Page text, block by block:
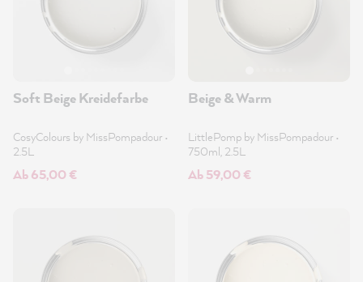
Soft Beige Kreidefarbe
CosyColours by MissPompadour •
2.5L
Ab 65,00 €
Beige & Warm
LittlePomp by MissPompadour •
750ml, 2.5L
Ab 59,00 €